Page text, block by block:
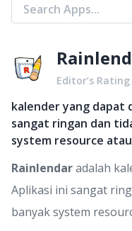
Editor’s Rating
kalender yang dapat
sangat ringan dan
system resource
Rainlendaradalah
Aplikasi ini sangat
banyak system